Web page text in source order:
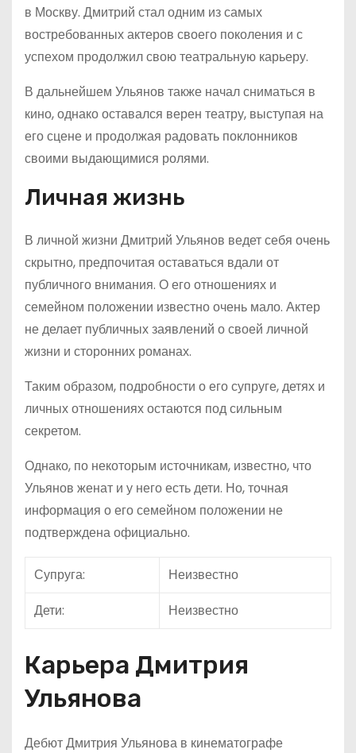
в Москву. Дмитрий стал одним из самых
востребованных актеров своего поколения и с
успехом продолжил свою театральную карьеру.
В дальнейшем Ульянов также начал сниматься в
кино, однако оставался верен театру, выступая на
его сцене и продолжая радовать поклонников
своими выдающимися ролями.
Личная жизнь
В личной жизни Дмитрий Ульянов ведет себя очень
скрытно, предпочитая оставаться вдали от
публичного внимания. О его отношениях и
семейном положении известно очень мало. Актер
не делает публичных заявлений о своей личной
жизни и сторонних романах.
Таким образом, подробности о его супруге, детях и
личных отношениях остаются под сильным
секретом.
Однако, по некоторым источникам, известно, что
Ульянов женат и у него есть дети. Но, точная
информация о его семейном положении не
подтверждена официально.
Супруга:
Неизвестно
Дети:
Неизвестно
Карьера Дмитрия
Ульянова
Дебют Дмитрия Ульянова в кинематографе